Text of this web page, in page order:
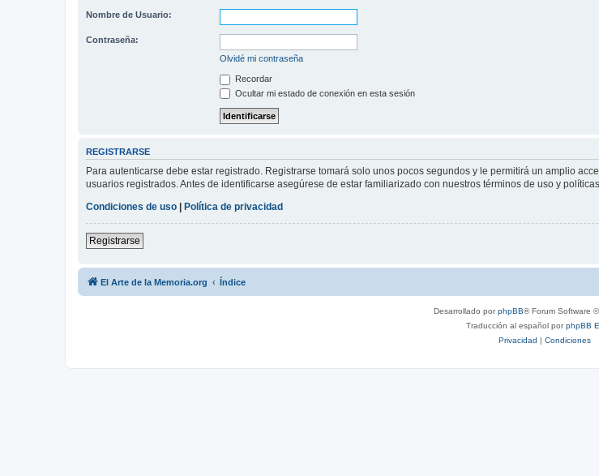
Nombre de Usuario:
Contraseña:
Olvidé mi contraseña
Recordar
Ocultar mi estado de conexión en esta sesión
REGISTRARSE
Para autenticarse debe estar registrado. Registrarse tomará solo unos pocos segundos y le permitirá un amplio
usuarios registrados. Antes de identificarse asegúrese de estar familiarizado con nuestros términos de uso y
Condiciones de uso | Política de privacidad
Registrarse
El Arte de la Memoria.org Índice
Desarrollado porphpBB® Forum Software
Traducción al español porphpBB
Privacidad | Condiciones